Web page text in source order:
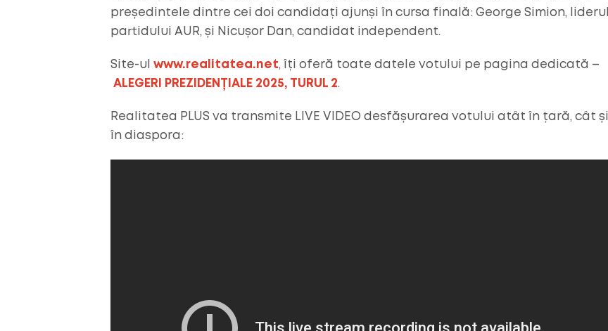
președintele dintre cei doi candidați ajunși în cursa finală: George Simion, liderul
partidului AUR, și Nicușor Dan, candidat independent.
Site-ul www.realitatea.net, îți oferă toate datele votului pe pagina dedicată –
ALEGERI PREZIDENȚIALE 2025, TURUL 2.
Realitatea PLUS va transmite LIVE VIDEO desfășurarea votului atât în țară, cât și
în diaspora: